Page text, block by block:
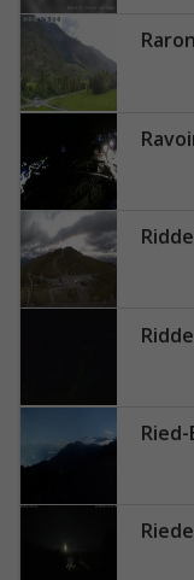
Ravoire ›
Ried-